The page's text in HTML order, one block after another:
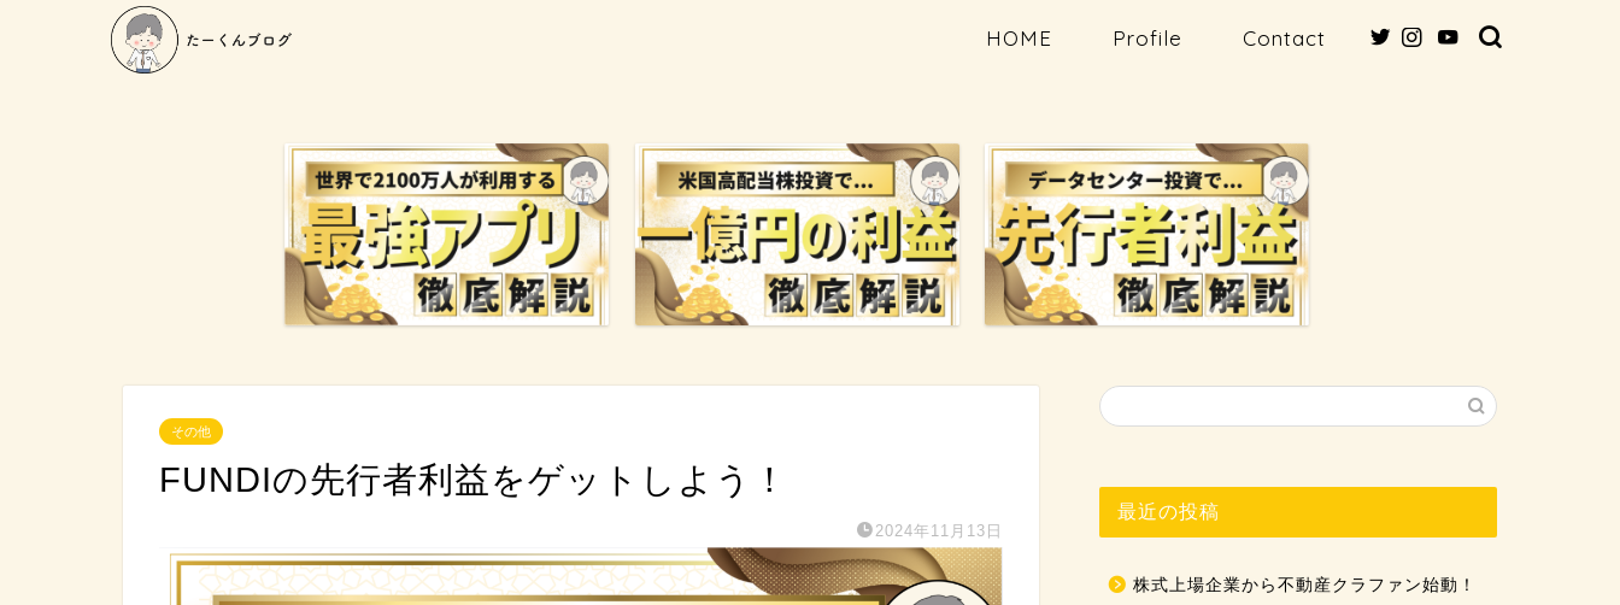
HOME Profile Contact
その他
FUNDIの先行者利益をゲットしよう！
2024年11月13日
最近の投稿
株式上場企業から不動産クラファン始動！